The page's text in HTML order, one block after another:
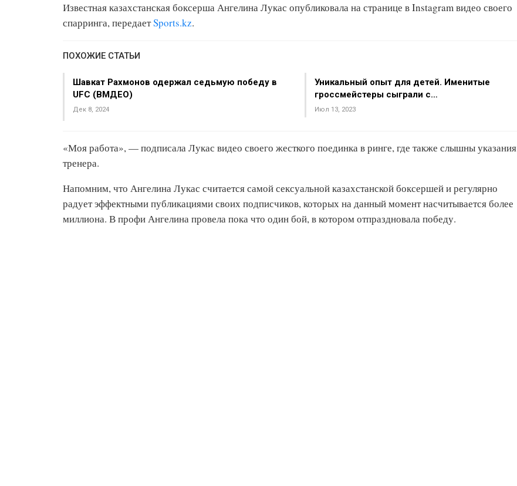
Известная казахстанская боксерша Ангелина Лукас опубликовала на странице в Instagram видео своего
спарринга, передаетSports.kz.
ПОХОЖИЕ СТАТЬИ
Шавкат Рахмонов одержал седьмую победу в
UFC (ВМДЕО)
Дек 8, 2024
Уникальный опыт для детей. Именитые
гроссмейстеры сыграли с…
Июл 13, 2023
«Моя работа», — подписала Лукас видео своего жесткого поединка в ринге, где также слышны указания
тренера.
Напомним, что Ангелина Лукас считается самой сексуальной казахстанской боксершей и регулярно
радует эффектными публикациями своих подписчиков, которых на данный момент насчитывается более
миллиона. В профи Ангелина провела пока что один бой, в котором отпраздновала победу.